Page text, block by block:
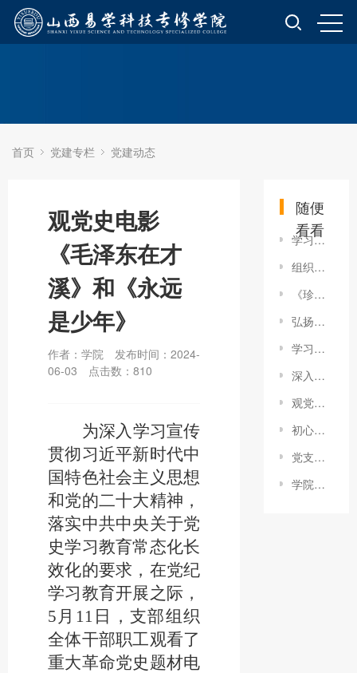
首页 党建专栏 党建动态
观党史电影
《毛泽东在才
溪》和《永远
是少年》
作者：学院
发布时间：2024-
06-03
点击数： 810
为深入学习宣传
贯彻习近平新时代中
国特色社会主义思想
和党的二十大精神，
落实中共中央关于党
史学习教育常态化长
效化的要求，在党纪
学习教育开展之际，
5月11日，支部组织
全体干部职工观看了
重大革命党史题材电
随便
看看
学习《党的二十届三中全会<决定>学习辅导百问》并交流
组织学习《如何将党的纪律内化为日用而不觉的言行准绳》简报
《珍视生命安全——人民至上 生命至上》主题学习
弘扬教育家精神 勇担育人新使命 -- 易学教育开展教师节特别党建活动
学习贯彻全国两会精神 凝聚高质量发展共识
深入学习总书记在中央全面深化改革委员会第二次会议上的重要讲话精神
观党史电影 《毛泽东在才溪》和《永远是少年》
初心不改 · 99如一 | 庆祝中国共产党成立九十九周年！
党支部开展学习习近平总书记在文化传承发展座谈会上重要讲话精神主题党日活动
学院党支部开展“牢记总书记嘱托，铸牢中华民族共同体意识”主题党日